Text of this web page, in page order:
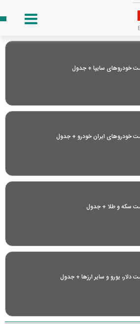
خودرو‌های سایپا + جدول
خودرو‌های ایران خودرو + جدول
سکه و طلا + جدول
دلار، یورو و سایر ارز‌ها + جدول